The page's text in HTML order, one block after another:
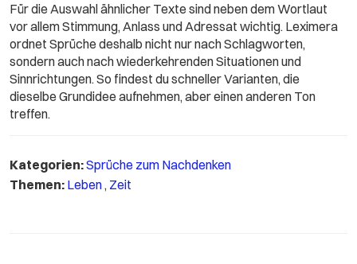
Für die Auswahl ähnlicher Texte sind neben dem Wortlaut
vor allem Stimmung, Anlass und Adressat wichtig. Leximera
ordnet Sprüche deshalb nicht nur nach Schlagworten,
sondern auch nach wiederkehrenden Situationen und
Sinnrichtungen. So findest du schneller Varianten, die
dieselbe Grundidee aufnehmen, aber einen anderen Ton
treffen.
Kategorien:Sprüche zum Nachdenken
Themen: Leben, Zeit